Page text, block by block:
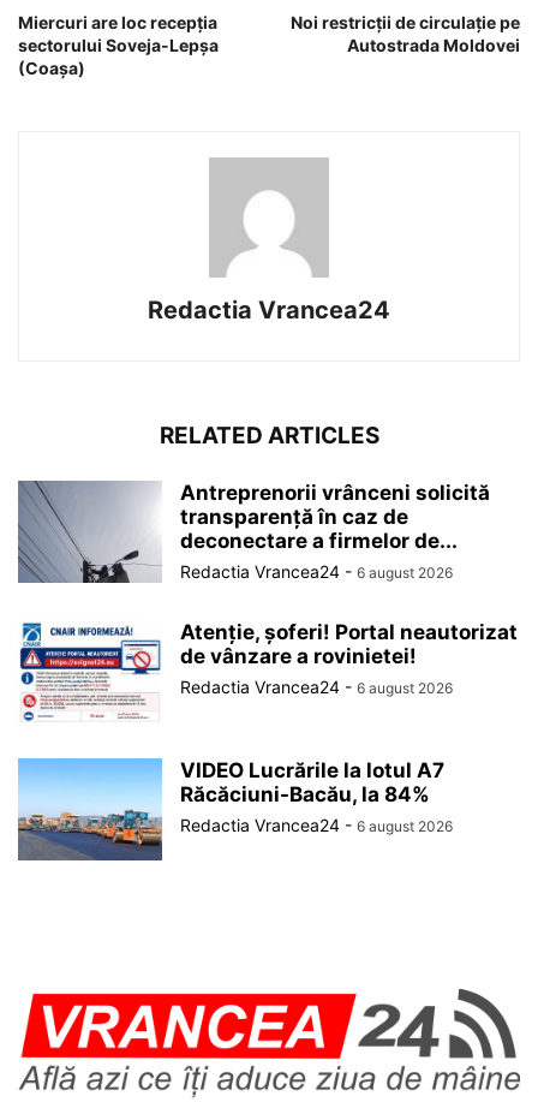
Miercuri are loc recepția
sectorului Soveja-Lepșa
(Coașa)
Noi restricții de circulație pe
Autostrada Moldovei
Redactia Vrancea24
RELATED ARTICLES
Antreprenorii vrânceni solicită
transparență în caz de
deconectare a firmelor de...
Redactia Vrancea24 - 6 august 2026
Atenție, șoferi! Portal neautorizat
de vânzare a rovinietei!
Redactia Vrancea24 - 6 august 2026
VIDEO Lucrările la lotul A7
Răcăciuni-Bacău, la 84%
Redactia Vrancea24 - 6 august 2026